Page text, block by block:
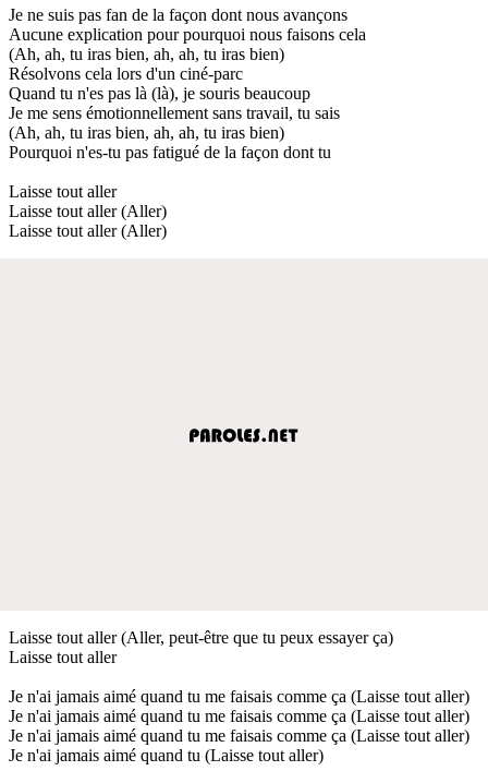
Je ne suis pas fan de la façon dont nous avançons
Aucune explication pour pourquoi nous faisons cela
(Ah, ah, tu iras bien, ah, ah, tu iras bien)
Résolvons cela lors d'un ciné-parc
Quand tu n'es pas là (là), je souris beaucoup
Je me sens émotionnellement sans travail, tu sais
(Ah, ah, tu iras bien, ah, ah, tu iras bien)
Pourquoi n'es-tu pas fatigué de la façon dont tu
Laisse tout aller
Laisse tout aller (Aller)
Laisse tout aller (Aller)
Laisse tout aller (Aller, peut-être que tu peux essayer ça)
Laisse tout aller
Je n'ai jamais aimé quand tu me faisais comme ça (Laisse tout aller)
Je n'ai jamais aimé quand tu me faisais comme ça (Laisse tout aller)
Je n'ai jamais aimé quand tu me faisais comme ça (Laisse tout aller)
Je n'ai jamais aimé quand tu (Laisse tout aller)